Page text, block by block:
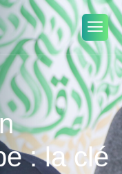
: la clé